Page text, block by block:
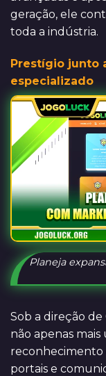
geração, ele
toda a indústria.
Prestígio junto
especializado
Planeja
Sob a direção de
não apenas
reconhecimento
portais e